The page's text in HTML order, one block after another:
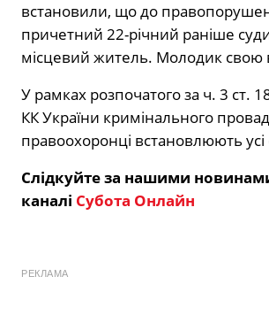
встановили, що до
причетний 22-річний раніше
місцевий житель. Молодик свою
У рамках розпочатого за ч. 3 ст.
КК України кримінального
правоохоронці встановлюють
Слідкуйте за нашими
каналі Субота Онлайн
РЕКЛАМА